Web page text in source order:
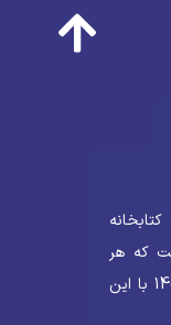
هر
اتاقش کتابخانه است و ما سال 1400 با این